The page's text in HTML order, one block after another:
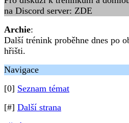
na Discord server: ZDE
Archie:
Další trénink proběhne dnes po
hřišti.
Navigace
[0] Seznam témat
[#] Další strana